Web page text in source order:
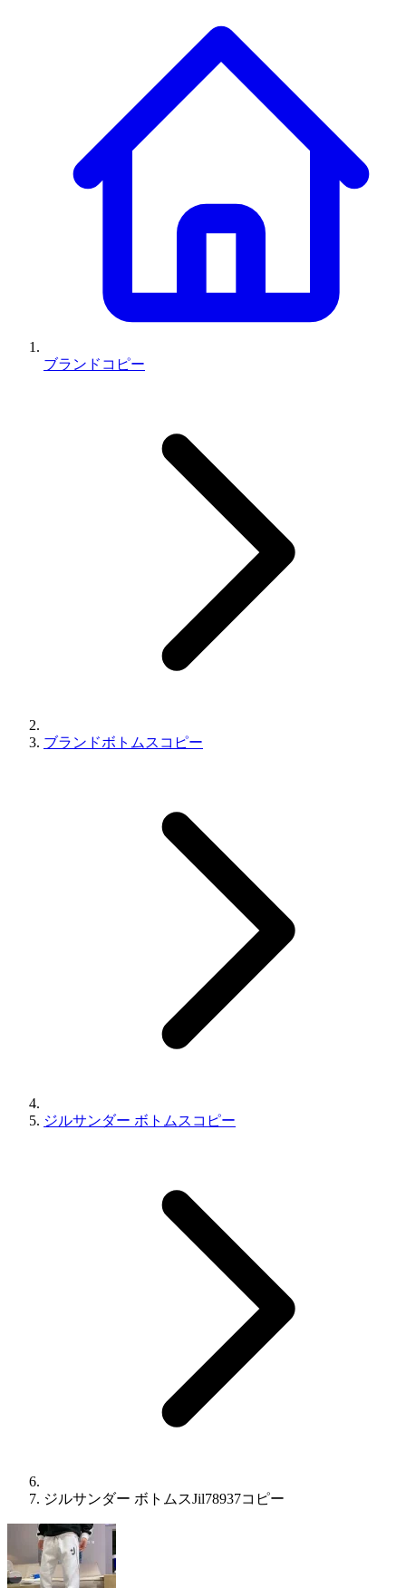
ブランドコピー
ブランドボトムスコピー
ジルサンダー ボトムスコピー
ジルサンダー ボトムスJil78937コピー